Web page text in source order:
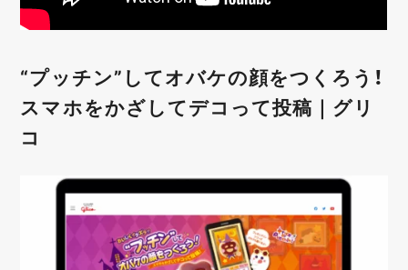
“プッチン”してオバケの顔をつくろう！
スマホをかざしてデコって投稿｜グリ
コ